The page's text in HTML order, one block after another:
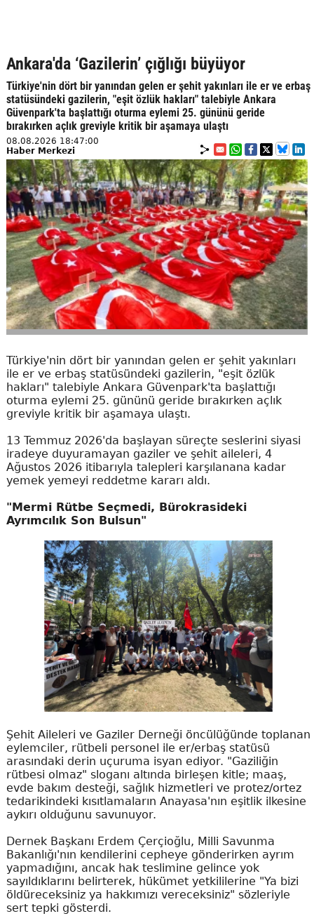
Ankara'da ‘Gazilerin’ çığlığı büyüyor
Türkiye'nin dört bir yanından gelen er şehit yakınları ile er ve erbaş
statüsündeki gazilerin, "eşit özlük hakları" talebiyle Ankara
Güvenpark'ta başlattığı oturma eylemi 25. gününü geride
bırakırken açlık greviyle kritik bir aşamaya ulaştı
08.08.2026 18:47:00
Haber Merkezi
Türkiye'nin dört bir yanından gelen er şehit yakınları
ile er ve erbaş statüsündeki gazilerin, "eşit özlük
hakları" talebiyle Ankara Güvenpark'ta başlattığı
oturma eylemi 25. gününü geride bırakırken açlık
greviyle kritik bir aşamaya ulaştı.
13 Temmuz 2026'da başlayan süreçte seslerini siyasi
iradeye duyuramayan gaziler ve şehit aileleri, 4
Ağustos 2026 itibarıyla talepleri karşılanana kadar
yemek yemeyi reddetme kararı aldı.
"Mermi Rütbe Seçmedi, Bürokrasideki
Ayrımcılık Son Bulsun"
Şehit Aileleri ve Gaziler Derneği öncülüğünde toplanan
eylemciler, rütbeli personel ile er/erbaş statüsü
arasındaki derin uçuruma isyan ediyor. "Gaziliğin
rütbesi olmaz" sloganı altında birleşen kitle; maaş,
evde bakım desteği, sağlık hizmetleri ve protez/ortez
tedarikindeki kısıtlamaların Anayasa'nın eşitlik ilkesine
aykırı olduğunu savunuyor.
Dernek Başkanı Erdem Çerçioğlu, Milli Savunma
Bakanlığı'nın kendilerini cepheye gönderirken ayrım
yapmadığını, ancak hak teslimine gelince yok
sayıldıklarını belirterek, hükümet yetkililerine "Ya bizi
öldüreceksiniz ya hakkımızı vereceksiniz" sözleriyle
sert tepki gösterdi.